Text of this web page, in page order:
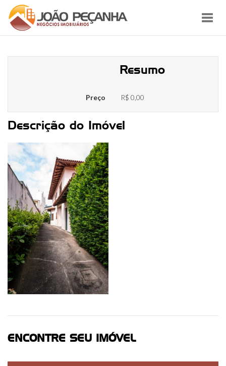
Resumo
Preço R$ 0,00
Descrição do Imóvel
ENCONTRE SEU IMÓVEL